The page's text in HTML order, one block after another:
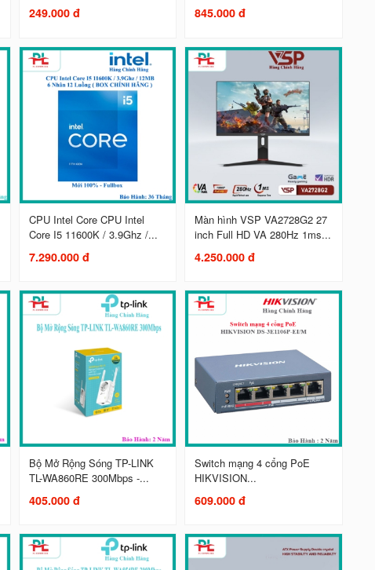
249.000 đ 845.000 đ
CPU Intel Core CPU Intel
Core I5 11600K / 3.9Ghz /...
7.290.000 đ
Màn hình VSP VA2728G2 27
inch Full HD VA 280Hz 1ms...
4.250.000 đ
Bộ Mở Rộng Sóng TP-LINK
TL-WA860RE 300Mbps -...
405.000 đ
Switch mạng 4 cổng PoE
HIKVISION...
609.000 đ